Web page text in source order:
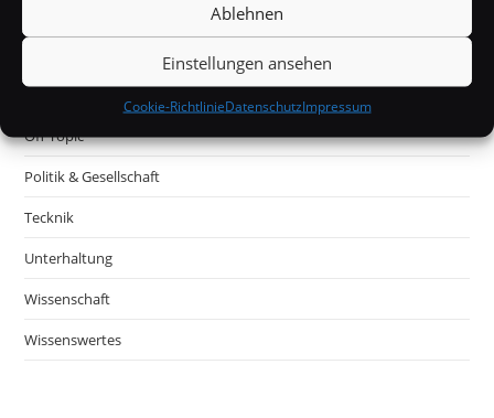
Ablehnen
Einstellungen ansehen
Cookie-RichtlinieDatenschutzImpressum
Off Topic
Politik & Gesellschaft
Tecknik
Unterhaltung
Wissenschaft
Wissenswertes